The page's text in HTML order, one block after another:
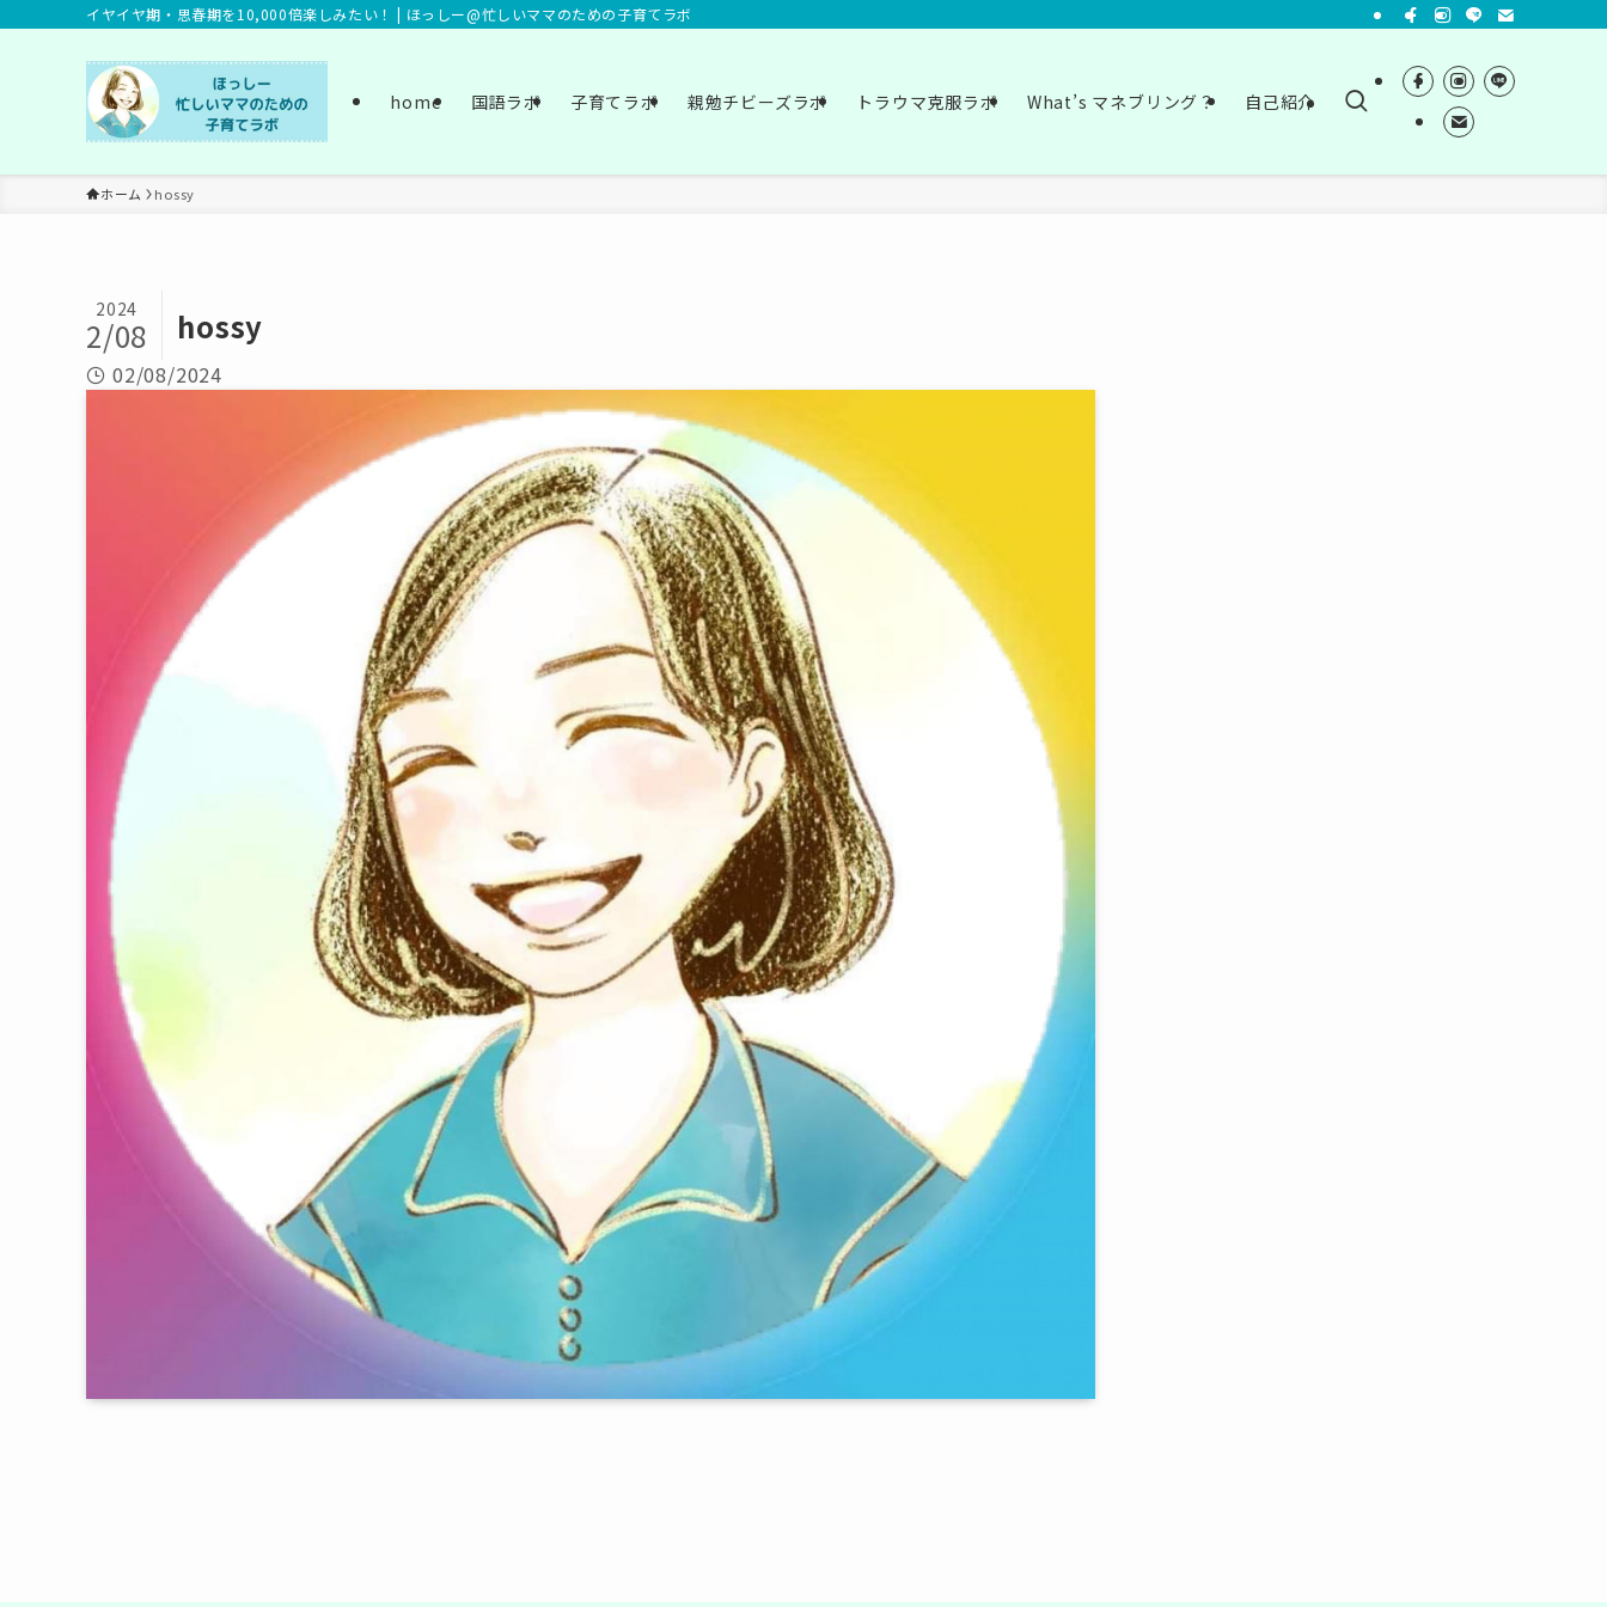
イヤイヤ期・思春期を10,000倍楽しみたい！ | ほっしー@忙しいママのための子育てラボ
home 国語ラボ 子育てラボ 親勉チビーズラボ トラウマ克服ラボ What’s マネブリング？ 自己紹介
ホーム hossy
hossy
2024
2/08
02/08/2024